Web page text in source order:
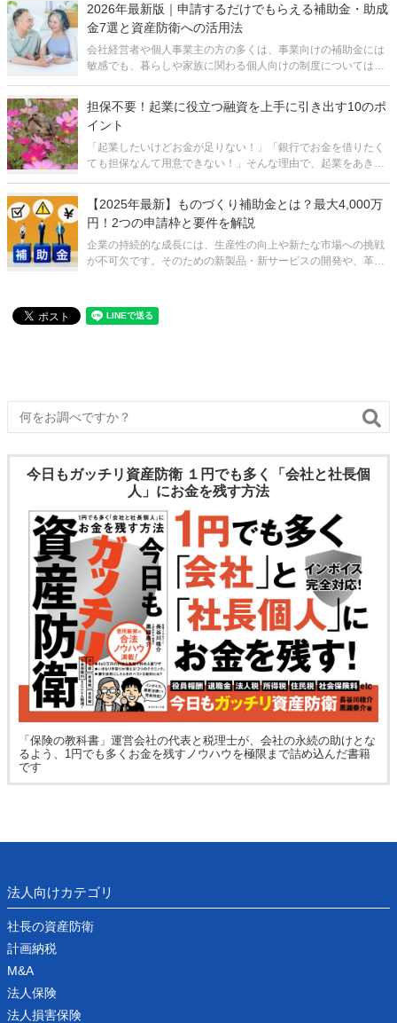
増します。 確かに、補助金
2026年最新版｜申請するだけでもらえる補助金・助成
金7選と資産防衛への活用法
会社経営者や個人事業主の方の多くは、事業向けの補助金には
敏感でも、暮らしや家族に関わる個人向けの制度については意
円、知っていれば合計で数十万円から
担保不要！起業に役立つ融資を上手に引き出す10のポ
イント
「起業したいけどお金が足りない！」「銀行でお金を借りたく
ても担保なんて用意できない！」そんな理由で、起業をあきら
りるというのは、のちのち
【2025年最新】ものづくり補助金とは？最大4,000万
円！2つの申請枠と要件を解説
企業の持続的な成長には、生産性の向上や新たな市場への挑戦
が不可欠です。そのための新製品・新サービスの開発や、革新
調達が大きな経営課題となることも
今日もガッチリ資産防衛 １円でも多く「会社と社長個
人」にお金を残す方法
「保険の教科書」運営会社の代表と税理士が、会社の永続の助けとな
るよう、1円でも多くお金を残すノウハウを極限まで詰め込んだ書籍
です
法人向けカテゴリ
社長の資産防衛
計画納税
M&A
法人保険
法人損害保険